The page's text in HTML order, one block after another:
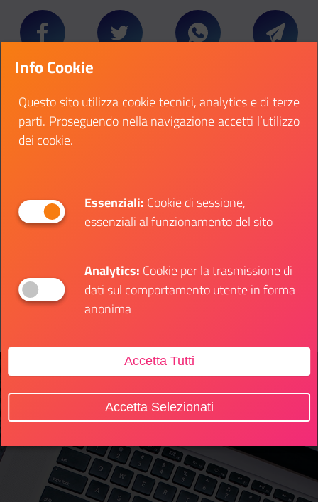
Condividi su FacebookCondividi su TwitterCondividi su
Cultura
Eventi dal vivo
Info Cookie
Questo sito utilizza cookie tecnici, analytics e di terze
parti. Proseguendo nella navigazione accetti l’utilizzo
dei cookie.
Essenziali: Cookie di sessione,
essenziali al funzionamento del sito
Analytics: Cookie per la trasmissione di
dati sul comportamento utente in forma
anonima
Accetta Tutti
Accetta Selezionati